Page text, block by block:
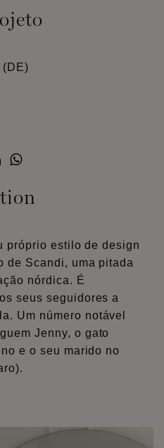
(DE)
próprio estilo de design
de Scandi, uma pitada
nórdica. É
seus seguidores a
Um número notável
Jenny, o gato
e o seu marido no